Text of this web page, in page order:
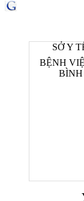
SỞ Y
BỆNH